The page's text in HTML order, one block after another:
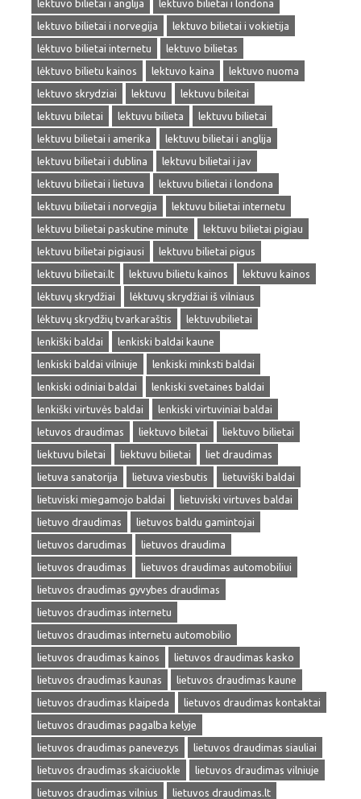
lektuvo bilietai i anglija
lektuvo bilietai i londona
lektuvo bilietai i norvegija
lektuvo bilietai i vokietija
lėktuvo bilietai internetu
lektuvo bilietas
lėktuvo bilietu kainos
lektuvo kaina
lektuvo nuoma
lektuvo skrydziai
lektuvu
lektuvu bileitai
lektuvu biletai
lektuvu bilieta
lektuvu bilietai
lektuvu bilietai i amerika
lektuvu bilietai i anglija
lektuvu bilietai i dublina
lektuvu bilietai i jav
lektuvu bilietai i lietuva
lektuvu bilietai i londona
lektuvu bilietai i norvegija
lektuvu bilietai internetu
lektuvu bilietai paskutine minute
lektuvu bilietai pigiau
lektuvu bilietai pigiausi
lektuvu bilietai pigus
lektuvu bilietai.lt
lektuvu bilietu kainos
lektuvu kainos
lėktuvų skrydžiai
lėktuvų skrydžiai iš vilniaus
lėktuvų skrydžių tvarkaraštis
lektuvubilietai
lenkiški baldai
lenkiski baldai kaune
lenkiski baldai vilniuje
lenkiski minksti baldai
lenkiski odiniai baldai
lenkiski svetaines baldai
lenkiški virtuvės baldai
lenkiski virtuviniai baldai
letuvos draudimas
liektuvo biletai
liektuvo bilietai
liektuvu biletai
liektuvu bilietai
liet draudimas
lietuva sanatorija
lietuva viesbutis
lietuviški baldai
lietuviski miegamojo baldai
lietuviski virtuves baldai
lietuvo draudimas
lietuvos baldu gamintojai
lietuvos darudimas
lietuvos draudima
lietuvos draudimas
lietuvos draudimas automobiliui
lietuvos draudimas gyvybes draudimas
lietuvos draudimas internetu
lietuvos draudimas internetu automobilio
lietuvos draudimas kainos
lietuvos draudimas kasko
lietuvos draudimas kaunas
lietuvos draudimas kaune
lietuvos draudimas klaipeda
lietuvos draudimas kontaktai
lietuvos draudimas pagalba kelyje
lietuvos draudimas panevezys
lietuvos draudimas siauliai
lietuvos draudimas skaiciuokle
lietuvos draudimas vilniuje
lietuvos draudimas vilnius
lietuvos draudimas.lt